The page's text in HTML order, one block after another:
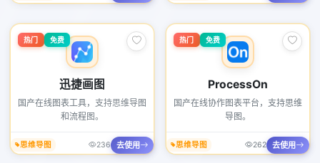
热门 免费
迅捷画图
国产在线图表工具，支持思维导图
和流程图。
思维导图 236 去使用
热门 免费
ProcessOn
国产在线协作图表平台，支持思维
导图。
思维导图 262 去使用